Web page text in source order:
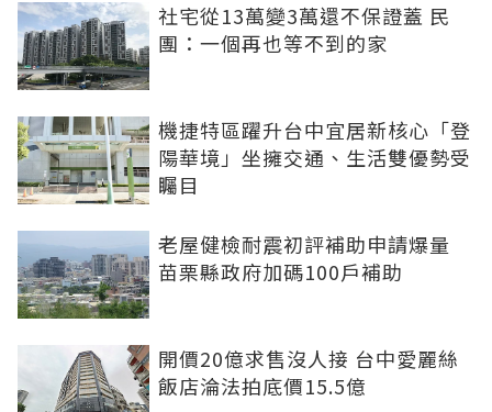
社宅從13萬變3萬還不保證蓋 民
團：一個再也等不到的家
機捷特區躍升台中宜居新核心「登
陽華境」坐擁交通、生活雙優勢受
矚目
老屋健檢耐震初評補助申請爆量
苗栗縣政府加碼100戶補助
開價20億求售沒人接 台中愛麗絲
飯店淪法拍底價15.5億